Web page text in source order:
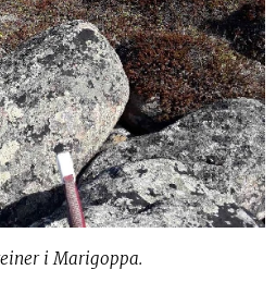
i Marigoppa.